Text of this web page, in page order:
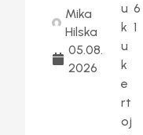
Mika
Hilska
05.08.
2026
u
k
u
k
e
rt
oj
6
1